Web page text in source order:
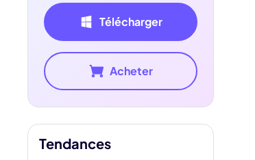
Télécharger
Acheter
Tendances